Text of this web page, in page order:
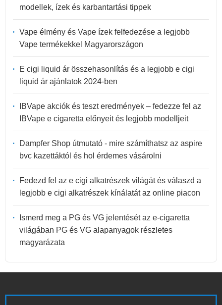
modellek, ízek és karbantartási tippek
Vape élmény és Vape ízek felfedezése a legjobb
Vape termékekkel Magyarországon
E cigi liquid ár összehasonlítás és a legjobb e cigi
liquid ár ajánlatok 2024-ben
IBVape akciók és teszt eredmények – fedezze fel az
IBVape e cigaretta előnyeit és legjobb modelljeit
Dampfer Shop útmutató - mire számíthatsz az aspire
bvc kazettáktól és hol érdemes vásárolni
Fedezd fel az e cigi alkatrészek világát és válaszd a
legjobb e cigi alkatrészek kínálatát az online piacon
Ismerd meg a PG és VG jelentését az e-cigaretta
világában PG és VG alapanyagok részletes
magyarázata